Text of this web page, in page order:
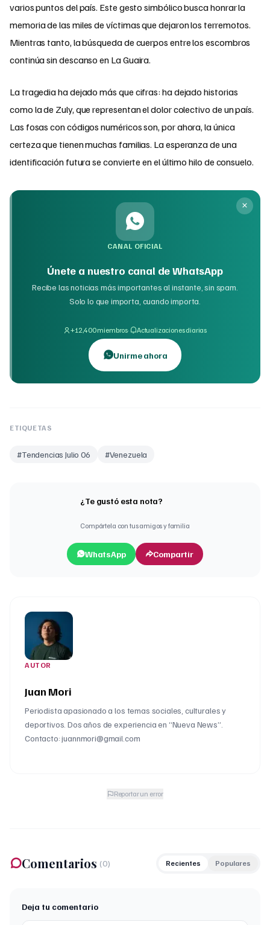
varios puntos del país. Este gesto simbólico busca honrar la
memoria de las miles de víctimas que dejaron los terremotos.
Mientras tanto, la búsqueda de cuerpos entre los escombros
continúa sin descanso en La Guaira.
La tragedia ha dejado más que cifras: ha dejado historias
como la de Zuly, que representan el dolor colectivo de un país.
Las fosas con códigos numéricos son, por ahora, la única
certeza que tienen muchas familias. La esperanza de una
identificación futura se convierte en el último hilo de consuelo.
CANAL OFICIAL
Únete a nuestro canal de WhatsApp
Recibe las noticias más importantes al instante, sin spam.
Solo lo que importa, cuando importa.
+12,400 miembros· Actualizaciones diarias
Unirme ahora
ETIQUETAS
#Tendencias Julio 06 #Venezuela
¿Te gustó esta nota?
Compártela con tus amigos y familia
WhatsApp Compartir
AUTOR
Juan Mori
Periodista apasionado a los temas sociales, culturales y
deportivos. Dos años de experiencia en “Nueva News”.
Contacto: juannmori@gmail.com
Reportar un error
Comentarios (0) Recientes Populares
Deja tu comentario